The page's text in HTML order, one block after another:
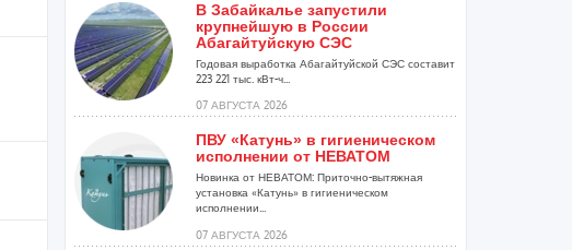
В Забайкалье запустили
крупнейшую в России
Абагайтуйскую СЭС
Годовая выработка Абагайтуйской СЭС составит
223 221 тыс. кВт-ч...
07 АВГУСТА 2026
ПВУ «Катунь» в гигиеническом
исполнении от НЕВАТОМ
Новинка от НЕВАТОМ: Приточно-вытяжная
установка «Катунь» в гигиеническом
исполнении...
07 АВГУСТА 2026